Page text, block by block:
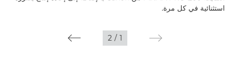
استثنائية في كل مرة.
1
/
2